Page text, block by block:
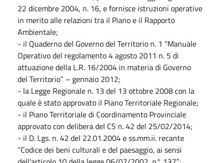
22 dicembre 2004, n. 16, e fornisce istruzioni operative
in merito alle relazioni tra il Piano e il Rapporto
Ambientale;
- il Quaderno del Governo del Territorio n. 1 “Manuale
Operativo del regolamento 4 agosto 2011 n. 5 di
attuazione della L.R. 16/2004 in materia di Governo
del Territorio” – gennaio 2012;
- la Legge Regionale n. 13 del 13 ottobre 2008 con la
quale è stato approvato il Piano Territoriale Regionale;
- il Piano Territoriale di Coordinamento Provinciale
approvato con delibera del CS n. 42 del 25/02/2014;
- il D. Lgs. n. 42 del 22.01.2004 e ss.mm.ii. recante
“Codice dei beni culturali e del paesaggio, ai sensi